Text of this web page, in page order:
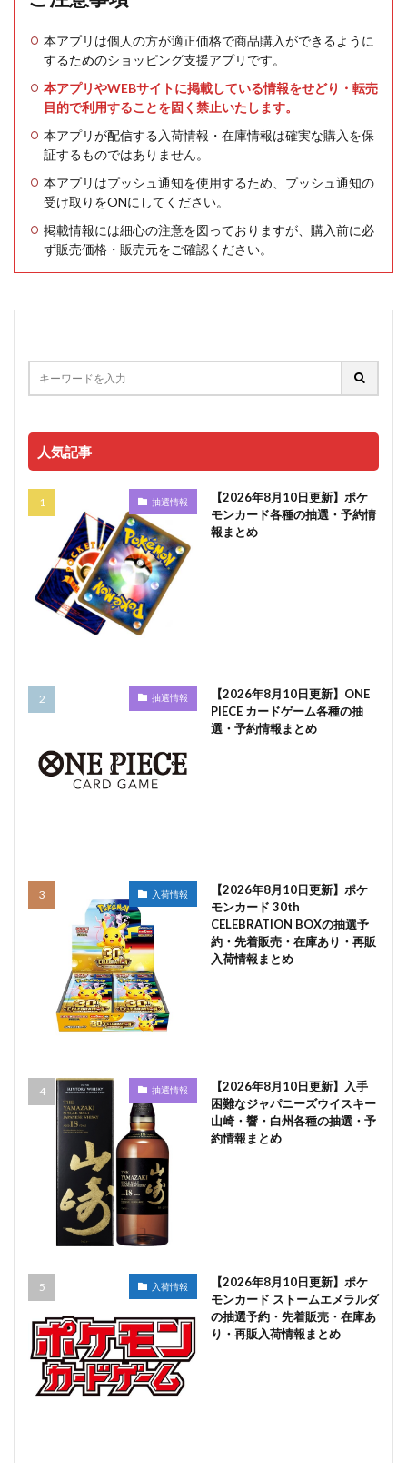
本アプリは個人の方が適正価格で商品購入ができるように
するためのショッピング支援アプリです。
本アプリやWEBサイトに掲載している情報をせどり・転売
目的で利用することを固く禁止いたします。
本アプリが配信する入荷情報・在庫情報は確実な購入を保
証するものではありません。
本アプリはプッシュ通知を使用するため、プッシュ通知の
受け取りをONにしてください。
掲載情報には細心の注意を図っておりますが、購入前に必
ず販売価格・販売元をご確認ください。
人気記事
抽選情報
【2026年8月10日更新】ポケ
モンカード各種の抽選・予約情
報まとめ
抽選情報
【2026年8月10日更新】ONE
PIECE カードゲーム各種の抽
選・予約情報まとめ
入荷情報
【2026年8月10日更新】ポケ
モンカード 30th
CELEBRATION BOXの抽選予
約・先着販売・在庫あり・再販
入荷情報まとめ
抽選情報
【2026年8月10日更新】入手
困難なジャパニーズウイスキー
山崎・響・白州各種の抽選・予
約情報まとめ
入荷情報
【2026年8月10日更新】ポケ
モンカード ストームエメラルダ
の抽選予約・先着販売・在庫あ
り・再販入荷情報まとめ